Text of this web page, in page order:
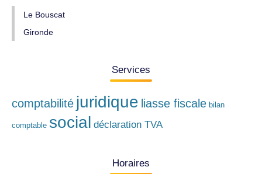
Le Bouscat
Gironde
Services
comptabilité juridique liasse fiscale bilan
comptable social déclaration TVA
Horaires